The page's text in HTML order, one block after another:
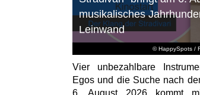
© HappySpots /
musikalisches
Leinwand
Vier unbezahlbare
Egos und die Suche nach